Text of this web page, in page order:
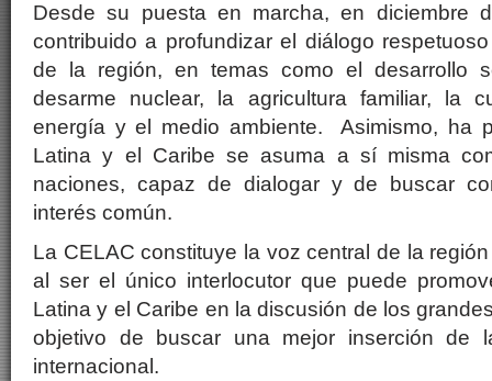
Desde su puesta en marcha, en diciembre
contribuido a profundizar el diálogo
de la región, en temas como el desarrollo
desarme nuclear, la agricultura familiar, la
energía y el medio ambiente. Asimismo, ha
Latina y el Caribe se asuma a sí misma
naciones, capaz de dialogar y de buscar
interés común.
La CELAC constituye la voz central de la
al ser el único interlocutor que puede
Latina y el Caribe en la discusión de los
objetivo de buscar una mejor inserción de
internacional.